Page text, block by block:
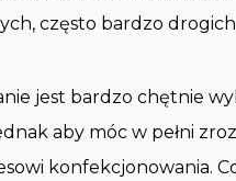
często bardzo
jest bardzo chętnie
aby móc w pełni
konfekcjonowania.